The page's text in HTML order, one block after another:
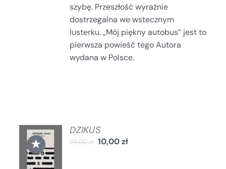
szybę. Przeszłość wyraźnie
dostrzegalna we wstecznym
lusterku. „Mój piękny autobus” jest to
pierwsza powieść tego Autora
wydana w Polsce.
★
DODAJ
DO
KOSZYKA
/
DZIKUS
29,00zł 10,00zł